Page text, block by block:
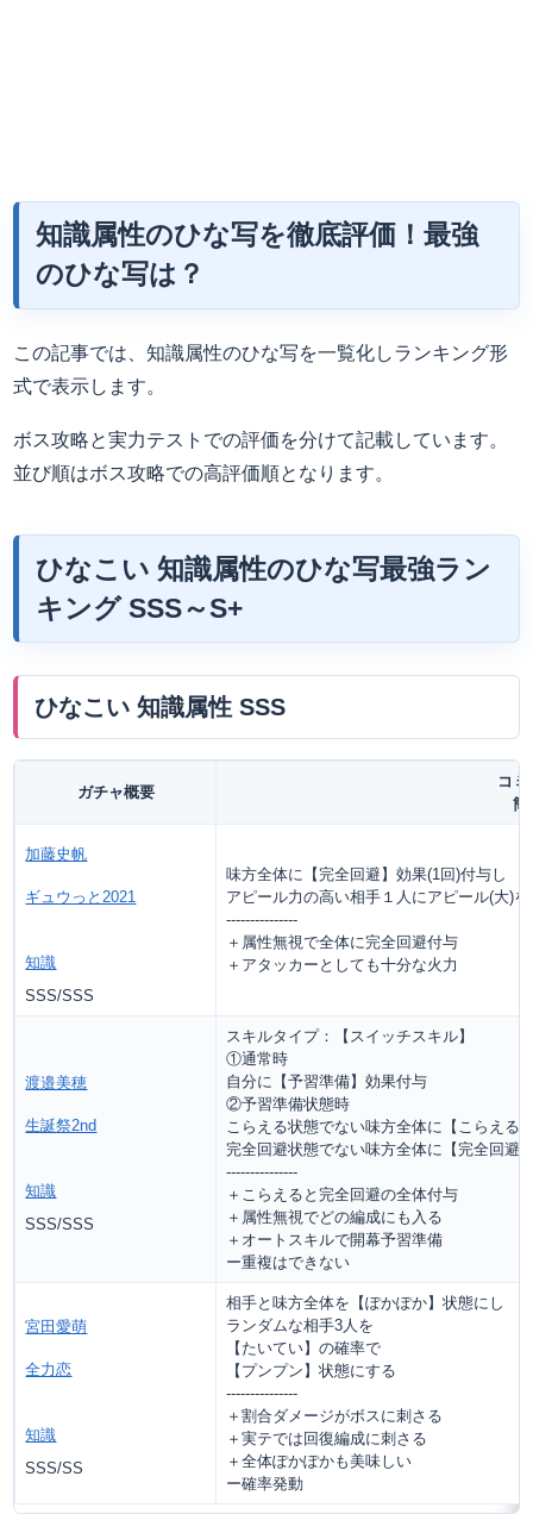
知識属性のひな写を徹底評価！最強
のひな写は？
この記事では、知識属性のひな写を一覧化しランキング形
式で表示します。
ボス攻略と実力テストでの評価を分けて記載しています。
並び順はボス攻略での高評価順となります。
ひなこい 知識属性のひな写最強ラン
キング SSS～S+
ひなこい 知識属性 SSS
ガチャ概要
コミ
簡
加藤史帆
ギュウっと2021
知識
SSS/SSS
味方全体に【完全回避】効果(1回)付与し
アピール力の高い相手１人にアピール(大)
---------------
＋属性無視で全体に完全回避付与
＋アタッカーとしても十分な火力
渡邉美穂
生誕祭2nd
知識
SSS/SSS
スキルタイプ：【スイッチスキル】
①通常時
自分に【予習準備】効果付与
②予習準備状態時
こらえる状態でない味方全体に【こらえる
完全回避状態でない味方全体に【完全回避
---------------
＋こらえると完全回避の全体付与
＋属性無視でどの編成にも入る
＋オートスキルで開幕予習準備
ー重複はできない
宮田愛萌
全力恋
知識
SSS/SS
相手と味方全体を【ぽかぽか】状態にし
ランダムな相手3人を
【たいてい】の確率で
【プンプン】状態にする
---------------
＋割合ダメージがボスに刺さる
＋実テでは回復編成に刺さる
＋全体ぽかぽかも美味しい
ー確率発動